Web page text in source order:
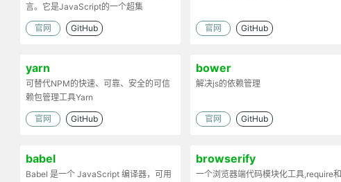
言。它是JavaScript的一个超集
官网 GitHub 官网 GitHub
yarn
可替代NPM的快速、可靠、安全的可信
赖包管理工具Yarn
官网 GitHub
bower
解决js的依赖管理
官网 GitHub
babel
Babel 是一个 JavaScript 编译器，可用
browserify
一个浏览器端代码模块化工具,require和